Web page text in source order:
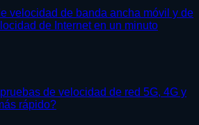
velocidad de banda ancha móvil y de
de Internet en un minuto
de velocidad de red 5G, 4G y
rápido?